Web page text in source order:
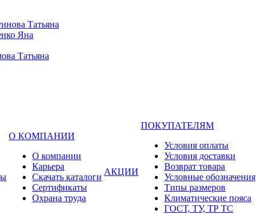
Татьяна
Яна
Татьяна
О КОМПАНИИ
О компании
Карьера
Cкачать каталоги
Сертификаты
Охрана труда
АКЦИИ
ПОКУПАТЕЛЯМ
Условия оплаты
Условия доставки
Возврат товара
Условные обозначения
Типы размеров
Климатические пояса
ГОСТ, ТУ, ТР ТС